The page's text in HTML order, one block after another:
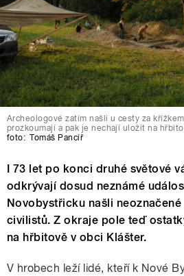
Archeologové zatím našli u cesty za
prozkoumají a pak je nechají uložit na
foto: Tomáš Pancíř
I 73 let po konci druhé světové
odkrývají dosud neznámé
Novobystřicku našli
civilistů. Z okraje pole teď
na hřbitově v obci Klášter.
V hrobech leží lidé, kteří k Nové